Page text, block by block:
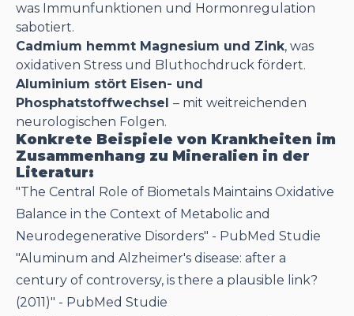
was Immunfunktionen und Hormonregulation
sabotiert.
Cadmium hemmt Magnesium und Zink, was
oxidativen Stress und Bluthochdruck fördert.
Aluminium stört Eisen- und
Phosphatstoffwechsel – mit weitreichenden
neurologischen Folgen.
Konkrete Beispiele von Krankheiten im
Zusammenhang zu Mineralien in der
Literatur:
"The Central Role of Biometals Maintains Oxidative
Balance in the Context of Metabolic and
Neurodegenerative Disorders" - PubMed Studie
"Aluminum and Alzheimer's disease: after a
century of controversy, is there a plausible link?
(2011)" - PubMed Studie